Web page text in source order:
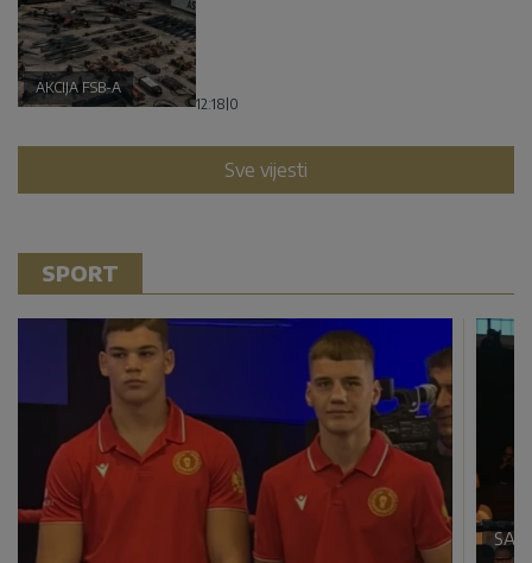
AKCIJA FSB-A
12:18 0
Sve vijesti
SPORT